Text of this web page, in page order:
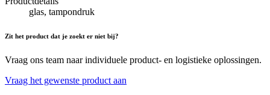
glas, tampondruk
Zit het product dat je zoekt er niet bij?
Vraag ons team naar individuele product- en logistieke oplossingen.
Vraag het gewenste product aan